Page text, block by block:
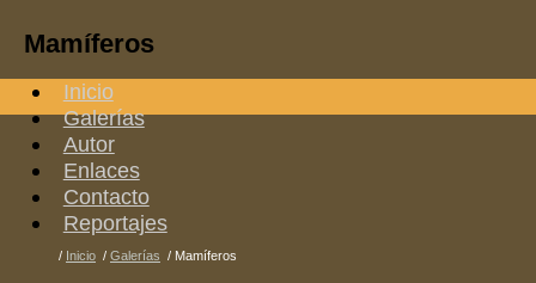
Mamíferos
Inicio
Galerías
Autor
Enlaces
Contacto
Reportajes
/ Inicio / Galerías / Mamíferos